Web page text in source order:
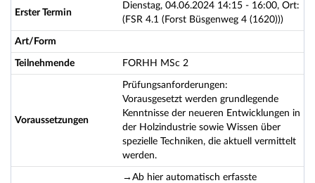
Erster Termin
Dienstag, 04.06.2024 14:15 - 16:00, Ort:
(FSR 4.1 (Forst Büsgenweg 4 (1620)))
Art/Form
Teilnehmende FORHH MSc 2
Voraussetzungen
Prüfungsanforderungen:
Vorausgesetzt werden grundlegende
Kenntnisse der neueren Entwicklungen in
der Holzindustrie sowie Wissen über
spezielle Techniken, die aktuell vermittelt
werden.
→Ab hier automatisch erfasste